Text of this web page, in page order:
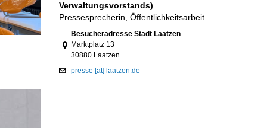
Verwaltungsvorstands)
Pressesprecherin, Öffentlichkeitsarbeit
Link zur Google-Maps Navigation
Besucheradresse Stadt Laatzen
Marktplatz 13
30880 Laatzen
presse [at] laatzen.de